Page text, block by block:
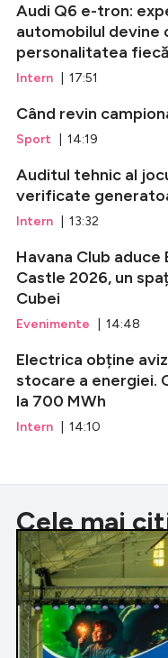
Audi Q6 e-tron:
automobilul devine
personalitatea
Intern | 17:51
Când revin
Sport | 14:19
Auditul tehnic al
verificate
Intern | 13:32
Havana Club aduce
Castle 2026, un
Cubei
Evenimente | 14:48
Electrica obține
stocare a energiei.
la 700 MWh
Intern | 14:10
Cele mai